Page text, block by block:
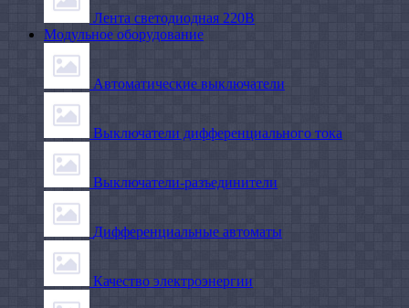
Лента светодиодная 220В
Модульное оборудование
Автоматические выключатели
Выключатели дифференциального тока
Выключатели-разъединители
Дифференциальные автоматы
Качество электроэнергии